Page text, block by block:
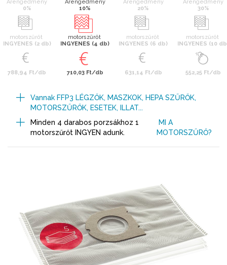
Árengedmény
0%
motorszűrőt
INGYENES (2 db)
788,94 Ft/db
Árengedmény
10%
motorszűrőt
INGYENES (4 db)
710,03 Ft/db
Árengedmény
20%
motorszűrőt
INGYENES (6 db)
631,14 Ft/db
Árengedmény
30%
motorszűrőt
INGYENES (10
552,25 Ft/db
Vannak FFP3 LÉGZŐK, MASZKOK, HEPA SZŰRŐK,
MOTORSZŰRŐK, ESETEK, ILLAT...
Minden 4 darabos porzsákhoz 1
motorszűrőt INGYEN adunk.
MI A
MOTORSZŰRŐ?